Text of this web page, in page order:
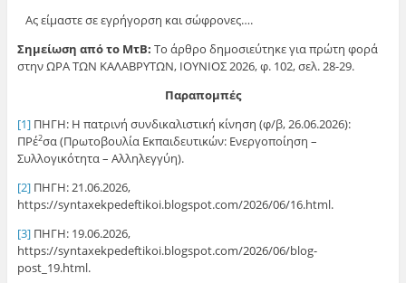
Ας είμαστε σε εγρήγορση και σώφρονες….
Σημείωση από το ΜτΒ: Το άρθρο δημοσιεύτηκε για πρώτη φορά
στην ΩΡΑ ΤΩΝ ΚΑΛΑΒΡΥΤΩΝ, ΙΟΥΝΙΟΣ 2026, φ. 102, σελ. 28-29.
Παραπομπές
[1]ΠΗΓΗ: Η πατρινή συνδικαλιστική κίνηση (φ/β, 26.06.2026):
ΠΡέ2σα (Πρωτοβουλία Εκπαιδευτικών: Ενεργοποίηση –
Συλλογικότητα – Αλληλεγγύη).
[2]ΠΗΓΗ: 21.06.2026,
https://syntaxekpedeftikoi.blogspot.com/2026/06/16.html.
[3]ΠΗΓΗ: 19.06.2026,
https://syntaxekpedeftikoi.blogspot.com/2026/06/blog-
post_19.html.